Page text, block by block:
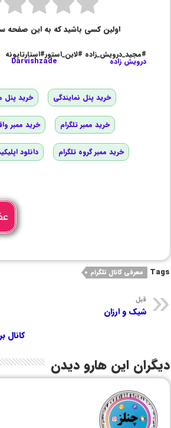
اولین کسی باشید که به این صفحه
#مجید_درویش_زاده #لاین_استور#استارتاپونه
درویش زاده Darvishzade
خرید پنل نمایندگی خرید پنل
خرید ممبر تلگرام خرید ممبر
خرید ممبر گروه تلگرام دانلود
Tags معرفی کانال تلگرام
قبل
شیک و ارزان
کانال
دیگران این هارو دیدن